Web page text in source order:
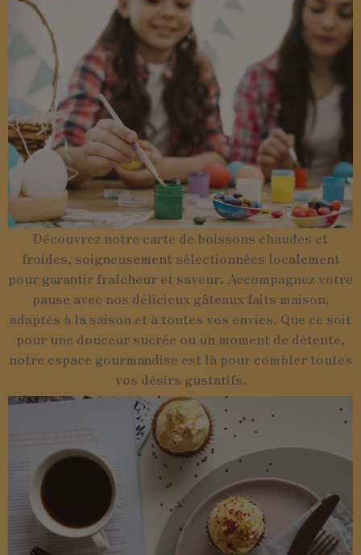
Découvrez notre carte de boissons chaudes et
froides, soigneusement sélectionnées localement
pour garantir fraîcheur et saveur. Accompagnez votre
pause avec nos délicieux gâteaux faits maison,
adaptés à la saison et à toutes vos envies. Que ce soit
pour une douceur sucrée ou un moment de détente,
notre espace gourmandise est là pour combler toutes
vos désirs gustatifs.